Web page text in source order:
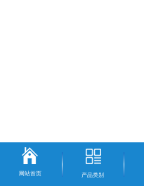
网站首页 产品类别